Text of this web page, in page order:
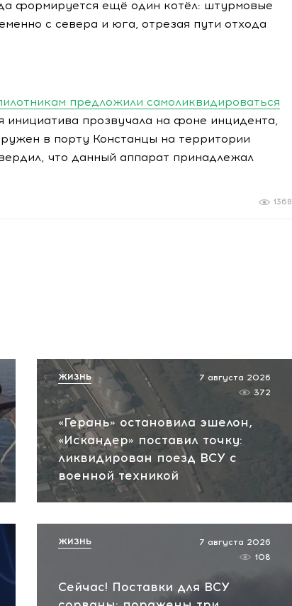
формируется ещё один котёл: штурмовые
с севера и юга, отрезая пути отхода
предложили самоликвидироваться
инициатива прозвучала на фоне инцидента,
в порту Констанцы на территории
что данный аппарат принадлежал
1368
«Герань» остановила эшелон,
«Искандер» поставил точку:
ликвидирован поезд ВСУ с
военной техникой
7 августа 2026
372
ЖИЗНЬ
Сейчас! Поставки для ВСУ
7 августа 2026
108
ЖИЗНЬ